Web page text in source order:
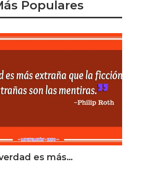
Populares
es más…